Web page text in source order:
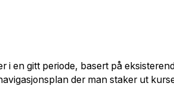
i en gitt periode, basert på
der man staker ut